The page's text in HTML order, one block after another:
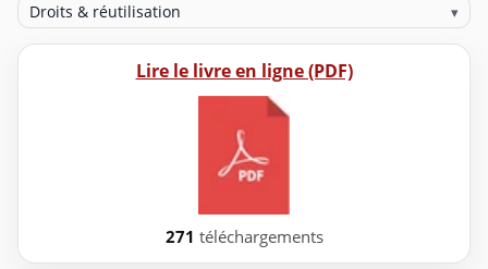
Droits & réutilisation ▾
Lire le livre en ligne (PDF)
271 téléchargements